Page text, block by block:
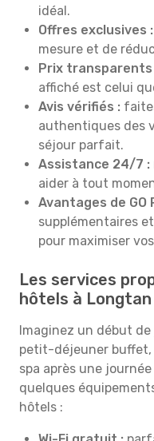
idéal.
Offres exclusives :
mesure et de
Prix transparents
affiché est celui
Avis vérifiés :
authentiques des
séjour parfait.
Assistance 24/7 :
aider à tout
Avantages de GO
supplémentaires
pour maximiser
Les services
hôtels à Longtan
Imaginez un début
petit-déjeuner buffet,
spa après une
quelques
hôtels :